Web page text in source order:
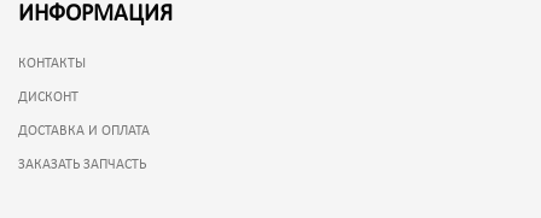
ИНФОРМАЦИЯ
КОНТАКТЫ
ДИСКОНТ
ДОСТАВКА И ОПЛАТА
ЗАКАЗАТЬ ЗАПЧАСТЬ